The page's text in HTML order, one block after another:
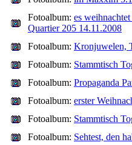
Fotoalbum: es
Quartier 205 14.11.2008
Fotoalbum: Kronjuwelen,
Fotoalbum: Stammtisch
Fotoalbum: Propaganda
Fotoalbum: erster
Fotoalbum: Stammtisch
Fotoalbum: Sehtest, den